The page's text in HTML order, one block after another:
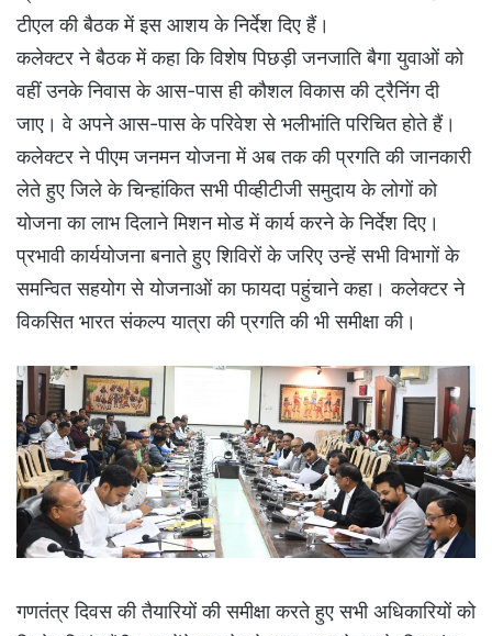
टीएल की बैठक में इस आशय के निर्देश दिए हैं।
कलेक्टर ने बैठक में कहा कि विशेष पिछड़ी जनजाति बैगा युवाओं को
वहीं उनके निवास के आस-पास ही कौशल विकास की ट्रैनिंग दी
जाए। वे अपने आस-पास के परिवेश से भलीभांति परिचित होते हैं।
कलेक्टर ने पीएम जनमन योजना में अब तक की प्रगति की जानकारी
लेते हुए जिले के चिन्हांकित सभी पीव्हीटीजी समुदाय के लोगों को
योजना का लाभ दिलाने मिशन मोड में कार्य करने के निर्देश दिए।
प्रभावी कार्ययोजना बनाते हुए शिविरों के जरिए उन्हें सभी विभागों के
समन्वित सहयोग से योजनाओं का फायदा पहुंचाने कहा। कलेक्टर ने
विकसित भारत संकल्प यात्रा की प्रगति की भी समीक्षा की।
गणतंत्र दिवस की तैयारियों की समीक्षा करते हुए सभी अधिकारियों को